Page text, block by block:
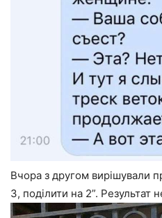
Вчора з другом вирішували
3, поділити на 2”. Результат